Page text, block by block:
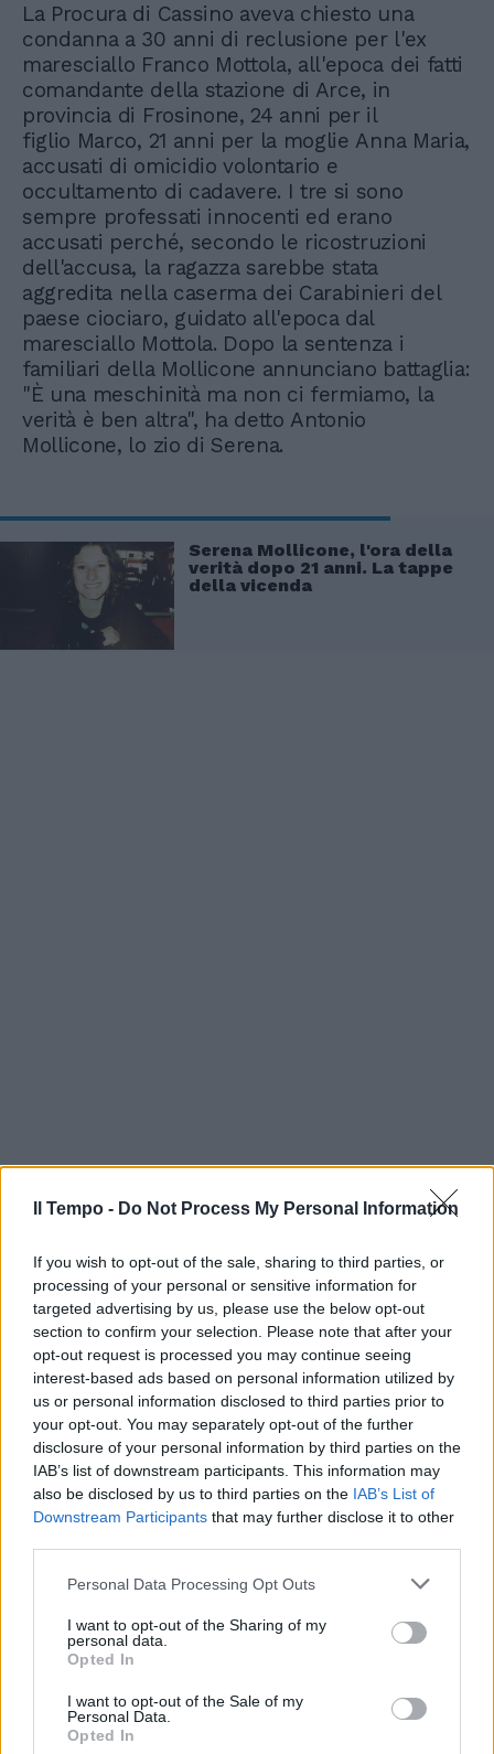
Il Tempo - Do Not Process My Personal Information
If you wish to opt-out of the sale, sharing to third parties, or
processing of your personal or sensitive information for
targeted advertising by us, please use the below opt-out
section to confirm your selection. Please note that after your
opt-out request is processed you may continue seeing
interest-based ads based on personal information utilized by
us or personal information disclosed to third parties prior to
your opt-out. You may separately opt-out of the further
disclosure of your personal information by third parties on the
IAB’s list of downstream participants. This information may
also be disclosed by us to third parties on the IAB’s List of
Downstream Participants that may further disclose it to other
Personal Data Processing Opt Outs
I want to opt-out of the Sharing of my
personal data.
Opted In
I want to opt-out of the Sale of my
Personal Data.
Opted In
La Procura di Cassino aveva chiesto una
condanna a 30 anni di reclusione per l'ex
maresciallo Franco Mottola, all'epoca dei fatti
comandante della stazione di Arce, in
provincia di Frosinone, 24 anni per il
figlio Marco, 21 anni per la moglie Anna Maria,
accusati di omicidio volontario e
occultamento di cadavere. I tre si sono
sempre professati innocenti ed erano
accusati perché, secondo le ricostruzioni
dell'accusa, la ragazza sarebbe stata
aggredita nella caserma dei Carabinieri del
paese ciociaro, guidato all'epoca dal
maresciallo Mottola. Dopo la sentenza i
familiari della Mollicone annunciano battaglia:
"È una meschinità ma non ci fermiamo, la
verità è ben altra", ha detto Antonio
Mollicone, lo zio di Serena.
Serena Mollicone, l'ora della
verità dopo 21 anni. La tappe
della vicenda